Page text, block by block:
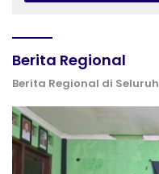
Berita Regional
Berita Regional di